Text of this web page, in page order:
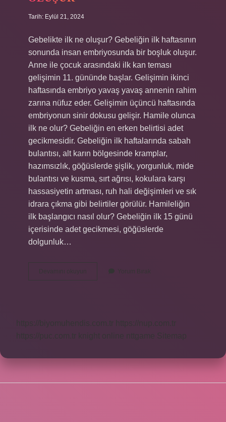
Tarih: Eylül 21, 2024
Gebelikte ilk ne oluşur? Gebeliğin ilk haftasının
sonunda insan embriyosunda bir boşluk oluşur.
Anne ile çocuk arasındaki ilk kan teması
gelişimin 11. gününde başlar. Gelişimin ikinci
haftasında embriyo yavaş yavaş annenin rahim
zarına nüfuz eder. Gelişimin üçüncü haftasında
embriyonun sinir dokusu gelişir. Hamile olunca
ilk ne olur? Gebeliğin en erken belirtisi adet
gecikmesidir. Gebeliğin ilk haftalarında sabah
bulantısı, alt karın bölgesinde kramplar,
hazımsızlık, göğüslerde şişlik, yorgunluk, mide
bulantısı ve kusma, sırt ağrısı, kokulara karşı
hassasiyetin artması, ruh hali değişimleri ve sık
idrara çıkma gibi belirtiler görülür. Hamileliğin
ilk başlangıcı nasıl olur? Gebeliğin ilk 15 günü
içerisinde adet gecikmesi, göğüslerde
dolgunluk…
https://nup.com.tr
nttgame Sitemap